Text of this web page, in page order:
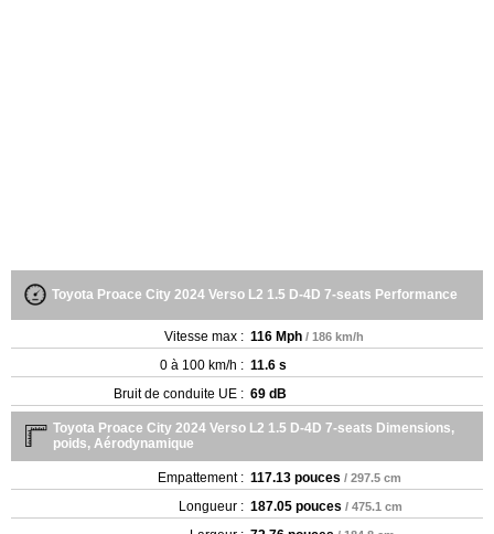
Toyota Proace City 2024 Verso L2 1.5 D-4D 7-seats Performance
Vitesse max : 116 Mph / 186 km/h
0 à 100 km/h : 11.6 s
Bruit de conduite UE : 69 dB
Toyota Proace City 2024 Verso L2 1.5 D-4D 7-seats Dimensions,
poids, Aérodynamique
Empattement : 117.13 pouces / 297.5 cm
Longueur : 187.05 pouces / 475.1 cm